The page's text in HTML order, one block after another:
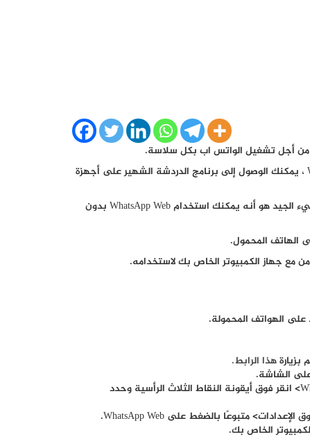
أجل تشغيل الواتس اب بكل سلاسة.
والآن أصبح WhatsApp ليس فقط للهواتف. فباستخدام WhatsApp Web ، يمكنك الوصول إلى برنامج الدردشة الشهير على أجهزة
ومن السهل جدًا إعداد WhatsApp Web على أي من هذه الأجهزة ، والشيء الجيد هو أنه يمكنك استخدام WhatsApp Web بدون
هذا الرابط.
إذا كان لديك هاتف ذكي يعمل بنظام Android ، فافتح WhatsApp> انقر فوق أيقونة النقاط الثلاث الرأسية وحدد
الخاص بك.